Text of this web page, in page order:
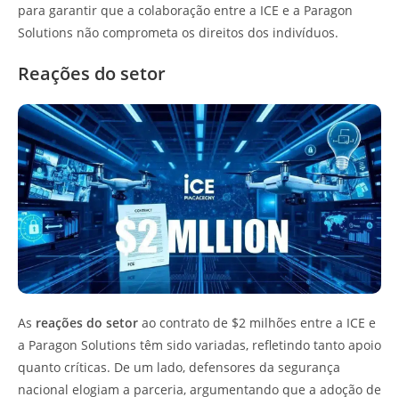
para garantir que a colaboração entre a ICE e a Paragon
Solutions não comprometa os direitos dos indivíduos.
Reações do setor
As reações do setor ao contrato de $2 milhões entre a ICE e
a Paragon Solutions têm sido variadas, refletindo tanto apoio
quanto críticas. De um lado, defensores da segurança
nacional elogiam a parceria, argumentando que a adoção de